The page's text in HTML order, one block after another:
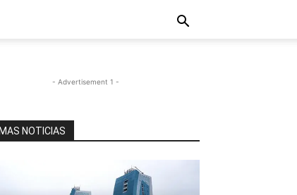
- Advertisement 1 -
NOTICIAS